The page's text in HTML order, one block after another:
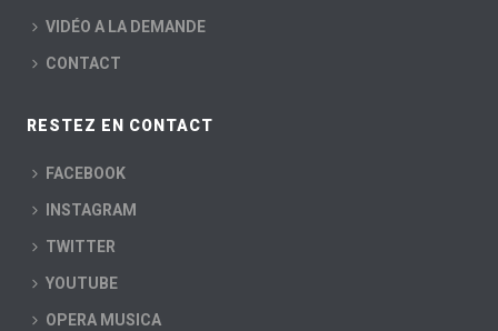
VIDÉO A LA DEMANDE
CONTACT
RESTEZ EN CONTACT
FACEBOOK
INSTAGRAM
TWITTER
YOUTUBE
OPERA MUSICA